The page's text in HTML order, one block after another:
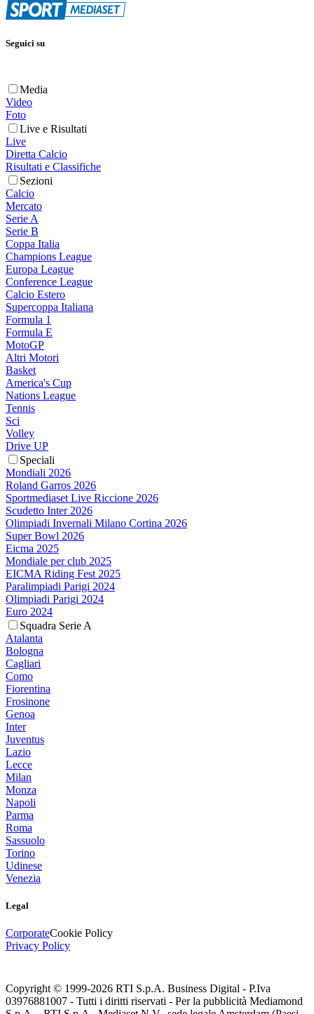
Seguici su
Media
Video
Foto
Live e Risultati
Live
Diretta Calcio
Risultati e Classifiche
Sezioni
Calcio
Mercato
Serie A
Serie B
Coppa Italia
Champions League
Europa League
Conference League
Calcio Estero
Supercoppa Italiana
Formula 1
Formula E
MotoGP
Altri Motori
Basket
America's Cup
Nations League
Tennis
Sci
Volley
Drive UP
Speciali
Mondiali 2026
Roland Garros 2026
Sportmediaset Live Riccione 2026
Scudetto Inter 2026
Olimpiadi Invernali Milano Cortina 2026
Super Bowl 2026
Eicma 2025
Mondiale per club 2025
EICMA Riding Fest 2025
Paralimpiadi Parigi 2024
Olimpiadi Parigi 2024
Euro 2024
Squadra Serie A
Atalanta
Bologna
Cagliari
Como
Fiorentina
Frosinone
Genoa
Inter
Juventus
Lazio
Lecce
Milan
Monza
Napoli
Parma
Roma
Sassuolo
Torino
Udinese
Venezia
Legal
CorporateCookie Policy
Privacy Policy
Copyright © 1999-2026 RTI S.p.A. Business Digital - P.Iva
03976881007 - Tutti i diritti riservati - Per la pubblicità Mediamond